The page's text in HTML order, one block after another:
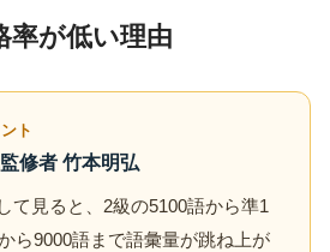
率が低い理由
ト
修者 竹本明弘
て見ると、2級の5100語から準1
ら9000語まで語彙量が跳ね上が